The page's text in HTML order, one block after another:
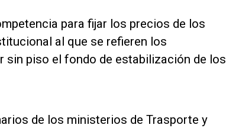
para fijar los precios de los
al que se refieren los
sin piso el fondo de estabilización de los
de los ministerios de Trasporte y